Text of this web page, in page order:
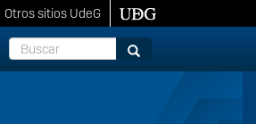
Otros sitios UdeG
Buscar
Buscar